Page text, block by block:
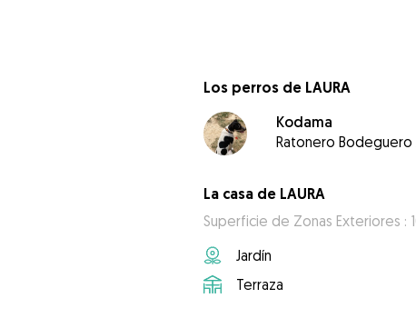
Los perros de LAURA
Kodama
Ratonero Bodeguero
La casa de LAURA
Superficie de Zonas Exteriores :
Jardín
Terraza